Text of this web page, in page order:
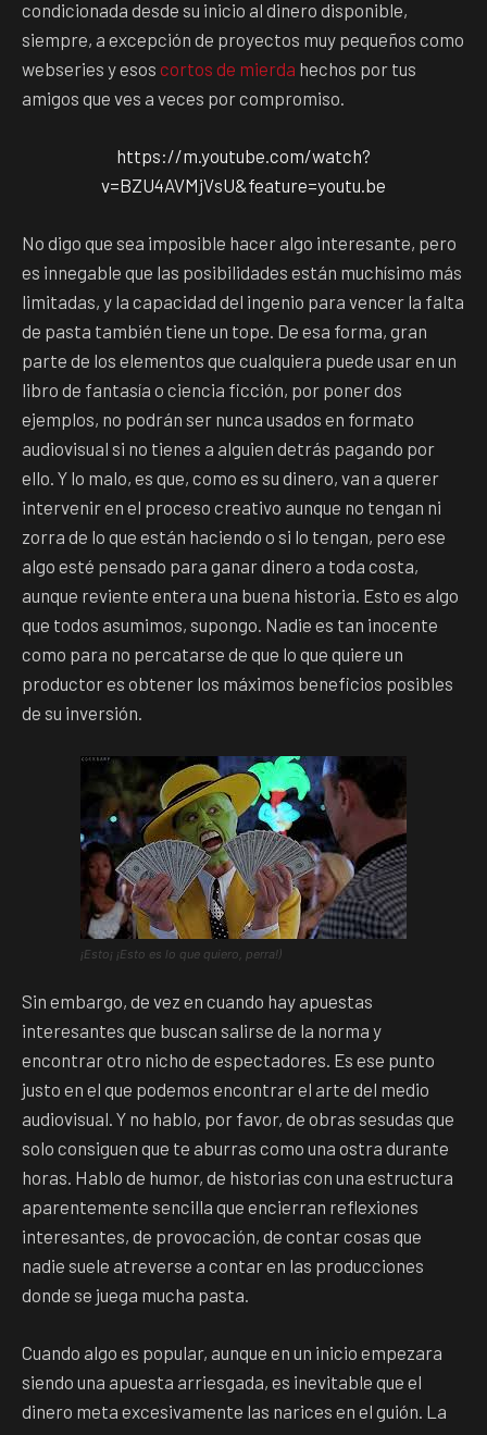
condicionada desde su inicio al dinero disponible,
siempre, a excepción de proyectos muy pequeños como
webseries y esos cortos de mierda hechos por tus
amigos que ves a veces por compromiso.
https://m.youtube.com/watch?
v=BZU4AVMjVsU&feature=youtu.be
No digo que sea imposible hacer algo interesante, pero
es innegable que las posibilidades están muchísimo más
limitadas, y la capacidad del ingenio para vencer la falta
de pasta también tiene un tope. De esa forma, gran
parte de los elementos que cualquiera puede usar en un
libro de fantasía o ciencia ficción, por poner dos
ejemplos, no podrán ser nunca usados en formato
audiovisual si no tienes a alguien detrás pagando por
ello. Y lo malo, es que, como es su dinero, van a querer
intervenir en el proceso creativo aunque no tengan ni
zorra de lo que están haciendo o si lo tengan, pero ese
algo esté pensado para ganar dinero a toda costa,
aunque reviente entera una buena historia. Esto es algo
que todos asumimos, supongo. Nadie es tan inocente
como para no percatarse de que lo que quiere un
productor es obtener los máximos beneficios posibles
de su inversión.
¡Esto¡ ¡Esto es lo que quiero, perra!)
Sin embargo, de vez en cuando hay apuestas
interesantes que buscan salirse de la norma y
encontrar otro nicho de espectadores. Es ese punto
justo en el que podemos encontrar el arte del medio
audiovisual. Y no hablo, por favor, de obras sesudas que
solo consiguen que te aburras como una ostra durante
horas. Hablo de humor, de historias con una estructura
aparentemente sencilla que encierran reflexiones
interesantes, de provocación, de contar cosas que
nadie suele atreverse a contar en las producciones
donde se juega mucha pasta.
Cuando algo es popular, aunque en un inicio empezara
siendo una apuesta arriesgada, es inevitable que el
dinero meta excesivamente las narices en el guión. La